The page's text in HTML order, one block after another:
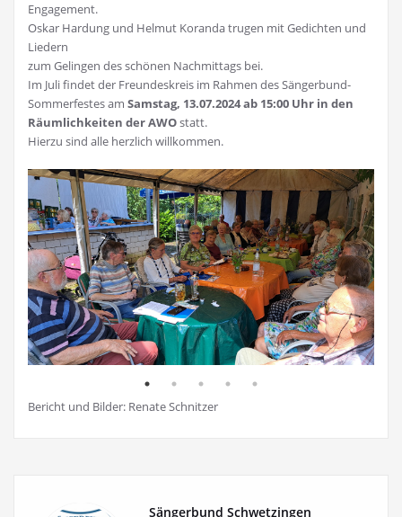
Engagement.
Oskar Hardung und Helmut Koranda trugen mit Gedichten und
Liedern
zum Gelingen des schönen Nachmittags bei.
Im Juli findet der Freundeskreis im Rahmen des Sängerbund-
Sommerfestes am Samstag, 13.07.2024ab 15:00 Uhr in den
Räumlichkeiten der AWOstatt.
Hierzu sind alle herzlich willkommen.
Bericht und Bilder: Renate Schnitzer
Sängerbund Schwetzingen